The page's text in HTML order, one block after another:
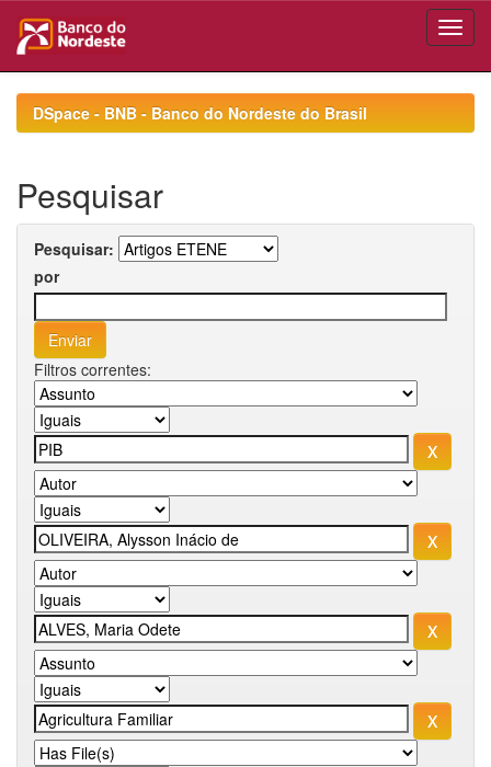
navigationDSpace - BNB - Banco do Nordeste do Brasil
Pesquisar
Pesquisar:
por
Filtros correntes: